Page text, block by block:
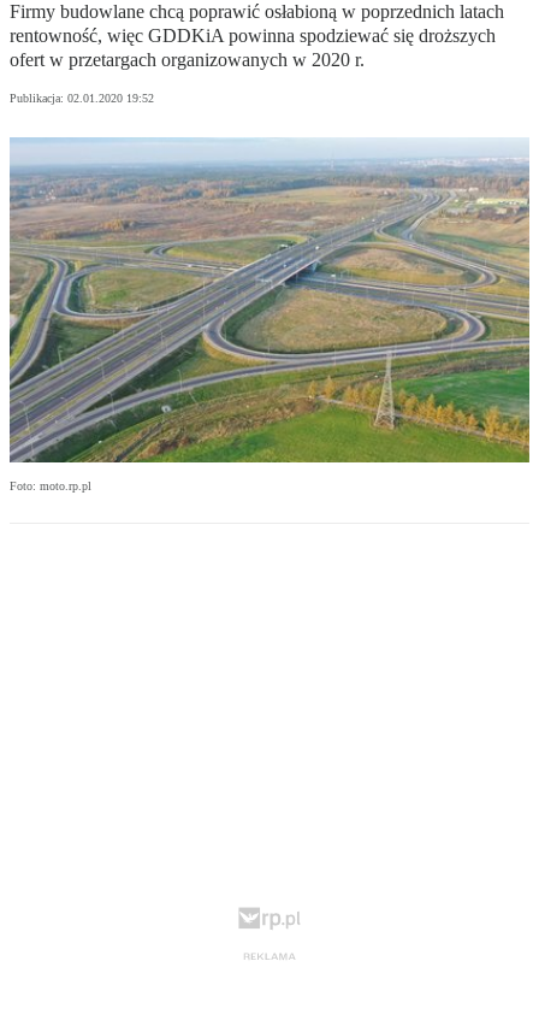
Firmy budowlane chcą poprawić osłabioną w poprzednich latach
rentowność, więc GDDKiA powinna spodziewać się droższych
ofert w przetargach organizowanych w 2020 r.
Publikacja: 02.01.2020 19:52
Foto: moto.rp.pl